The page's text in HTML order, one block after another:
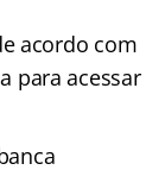
acordo com
para acessar